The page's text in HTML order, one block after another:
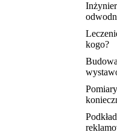
kogo?